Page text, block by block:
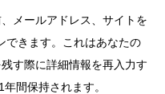
メールアドレス、サイトを
できます。これはあなたの
す際に詳細情報を再入力す
間保持されます。